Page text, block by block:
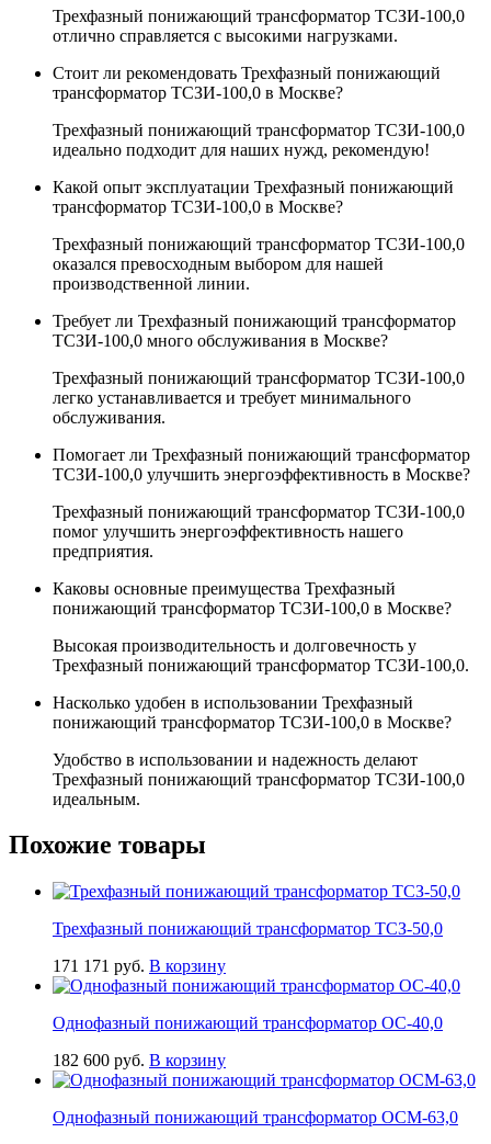
Трехфазный понижающий трансформатор ТСЗИ-100,0
отлично справляется с высокими нагрузками.
Стоит ли рекомендовать Трехфазный понижающий
трансформатор ТСЗИ-100,0 в Москве?
Трехфазный понижающий трансформатор ТСЗИ-100,0
идеально подходит для наших нужд, рекомендую!
Какой опыт эксплуатации Трехфазный понижающий
трансформатор ТСЗИ-100,0 в Москве?
Трехфазный понижающий трансформатор ТСЗИ-100,0
оказался превосходным выбором для нашей
производственной линии.
Требует ли Трехфазный понижающий трансформатор
ТСЗИ-100,0 много обслуживания в Москве?
Трехфазный понижающий трансформатор ТСЗИ-100,0
легко устанавливается и требует минимального
обслуживания.
Помогает ли Трехфазный понижающий трансформатор
ТСЗИ-100,0 улучшить энергоэффективность в Москве?
Трехфазный понижающий трансформатор ТСЗИ-100,0
помог улучшить энергоэффективность нашего
предприятия.
Каковы основные преимущества Трехфазный
понижающий трансформатор ТСЗИ-100,0 в Москве?
Высокая производительность и долговечность у
Трехфазный понижающий трансформатор ТСЗИ-100,0.
Насколько удобен в использовании Трехфазный
понижающий трансформатор ТСЗИ-100,0 в Москве?
Удобство в использовании и надежность делают
Трехфазный понижающий трансформатор ТСЗИ-100,0
идеальным.
Похожие товары
Трехфазный понижающий трансформатор ТСЗ-50,0
171 171 руб. В корзину
Однофазный понижающий трансформатор ОС-40,0
182 600 руб. В корзину
Однофазный понижающий трансформатор ОСМ-63,0